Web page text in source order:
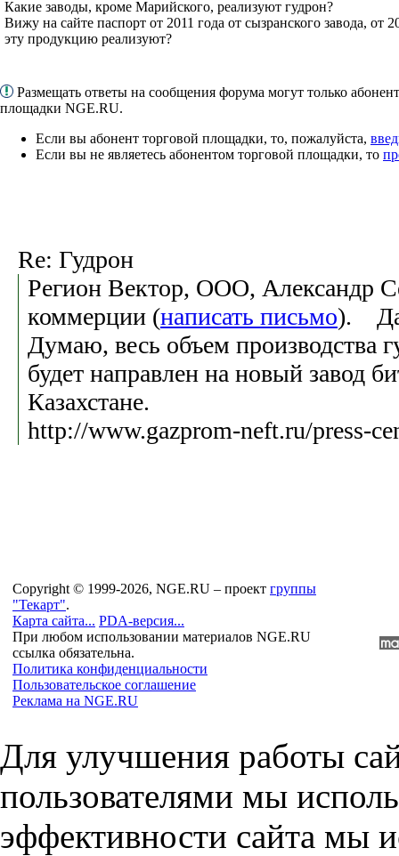
Какие заводы, кроме Марийского, реализуют гудрон?
Вижу на сайте паспорт от 2011 года от сызранского завода, от
эту продукцию реализуют?
Размещать ответы на сообщения форума могут только
площадки NGE.RU.
Если вы абонент торговой площадки, то, пожалуйста,
Если вы не являетесь абонентом торговой площадки, то
Re: Гудрон
Регион Вектор, ООО, Александр
коммерции (написать письмо).
Думаю, весь объем производства
будет направлен на новый завод
Казахстане.
http://www.gazprom-neft.ru/press-
Copyright © 1999-2026, NGE.RU – проект группы
"Текарт".
Карта сайта... PDA-версия...
При любом использовании материалов NGE.RU
ссылка обязательна.
Политика конфиденциальности
Пользовательское соглашение
Реклама на NGE.RU
Для улучшения работы
пользователями мы
эффективности сайта мы